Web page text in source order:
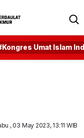
Umat Islam
, 03 May 2023, 13:11 WIB